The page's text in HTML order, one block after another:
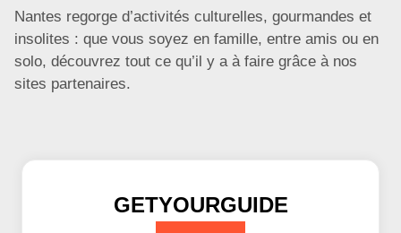
Nantes regorge d’activités culturelles, gourmandes et
insolites : que vous soyez en famille, entre amis ou en
solo, découvrez tout ce qu’il y a à faire grâce à nos
sites partenaires.
GETYOURGUIDE